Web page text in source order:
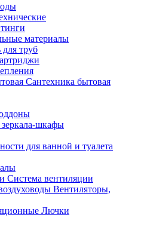
материалы
труб
Сантехника бытовая
шкафы
для ванной и туалета
Система вентиляции
Вентиляторы,
Лючки